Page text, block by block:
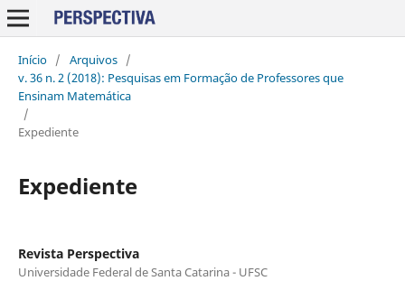
Início / Arquivos /
v. 36 n. 2 (2018): Pesquisas em Formação de Professores que
Ensinam Matemática
/
Expediente
Expediente
Revista Perspectiva
Universidade Federal de Santa Catarina - UFSC